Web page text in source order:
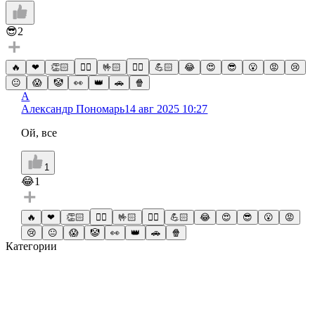
😎2
🔥 ❤ 👏🏻 ☝🏻 🤟🏻 ✌🏻 💪🏻 😂 😍 😎 😮 😡
😢
😐
😱 🤡 👀 👑 🚗 🍿
А
Александр Пономарь14 авг 2025 10:27
Ой, все
1
😂1
🔥 ❤ 👏🏻 ☝🏻 🤟🏻 ✌🏻 💪🏻 😂 😍 😎 😮
😡
😢
😐 😱 🤡 👀 👑 🚗 🍿
Категории